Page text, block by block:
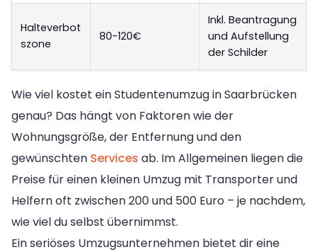
Halteverbot
szone
80-120€
Inkl. Beantragung
und Aufstellung
der Schilder
Wie viel kostet ein Studentenumzug in Saarbrücken
genau? Das hängt von Faktoren wie der
Wohnungsgröße, der Entfernung und den
gewünschten Services ab. Im Allgemeinen liegen die
Preise für einen kleinen Umzug mit Transporter und
Helfern oft zwischen 200 und 500 Euro – je nachdem,
wie viel du selbst übernimmst.
Ein seriöses Umzugsunternehmen bietet dir eine